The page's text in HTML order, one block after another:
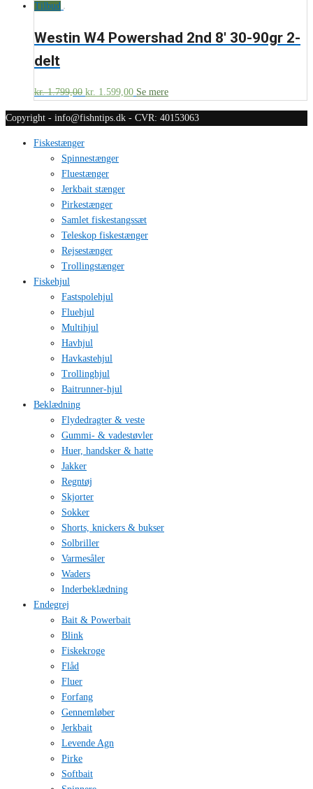
Tilbud
Westin W4 Powershad 2nd 8′ 30-90gr 2-
delt
kr.1.799,00 kr. 1.599,00 Se mere
Copyright - info@fishntips.dk - CVR: 40153063
Fiskestænger
Spinnestænger
Fluestænger
Jerkbait stænger
Pirkestænger
Samlet fiskestangssæt
Teleskop fiskestænger
Rejsestænger
Trollingstænger
Fiskehjul
Fastspolehjul
Fluehjul
Multihjul
Havhjul
Havkastehjul
Trollinghjul
Baitrunner-hjul
Beklædning
Flydedragter & veste
Gummi- & vadestøvler
Huer, handsker & hatte
Jakker
Regntøj
Skjorter
Sokker
Shorts, knickers & bukser
Solbriller
Varmesåler
Waders
Inderbeklædning
Endegrej
Bait & Powerbait
Blink
Fiskekroge
Flåd
Fluer
Forfang
Gennemløber
Jerkbait
Levende Agn
Pirke
Softbait